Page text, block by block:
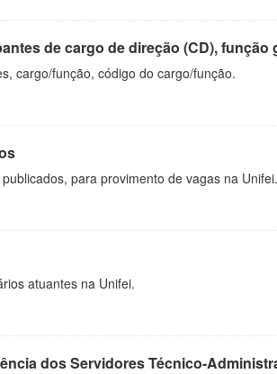
de cargo de direção (CD), função
cargo/função, código do cargo/função.
para provimento de vagas na Unifei.
atuantes na Unifei.
dos Servidores Técnico-